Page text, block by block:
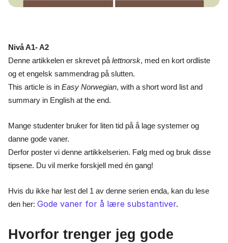
Nivå A1- A2
Denne artikkelen er skrevet på lettnorsk, med en kort ordliste
og et engelsk sammendrag på slutten.
This article is in Easy Norwegian, with a short word list and
summary in English at the end.
Mange studenter bruker for liten tid på å lage systemer og
danne gode vaner.
Derfor poster vi denne artikkelserien. Følg med og bruk disse
tipsene. Du vil merke forskjell med én gang!
Hvis du ikke har lest del 1 av denne serien enda, kan du lese
den her: Gode vaner for å lære substantiver.
Hvorfor trenger jeg gode